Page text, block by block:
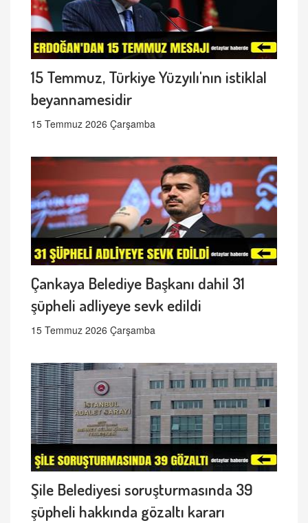
15 Temmuz, Türkiye Yüzyılı'nın istiklal
beyannamesidir
15 Temmuz 2026 Çarşamba
Çankaya Belediye Başkanı dahil 31
şüpheli adliyeye sevk edildi
15 Temmuz 2026 Çarşamba
Şile Belediyesi soruşturmasında 39
şüpheli hakkında gözaltı kararı